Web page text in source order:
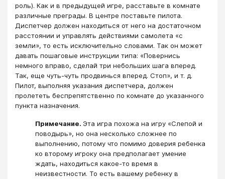
роль). Как и в предыдущей игре, расставьте в комнате
различные преграды. В центре поставьте пилота.
Диспетчер должен находиться от него на достаточном
расстоянии и управлять действиями самолета «с
земли», то есть исключительно словами. Так он может
давать пошаговые инструкции типа: «Повернись
немного вправо, сделай три небольших шага вперед.
Так, еще чуть-чуть продвинься вперед. Стоп», и т. д.
Пилот, выполняя указания диспетчера, должен
пролететь беспрепятственно по комнате до указанного
пункта назначения.
Примечание. Эта игра похожа на игру «Слепой и
поводырь», но она несколько сложнее по
выполнению, потому что помимо доверия ребенка
ко второму игроку она предполагает умение
ждать, находиться какое-то время в
неизвестности. То есть вашему ребенку в